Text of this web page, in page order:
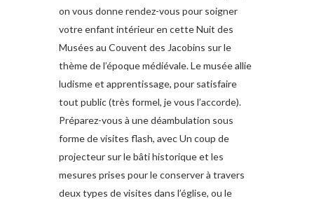
on vous donne rendez-vous pour soigner
votre enfant intérieur en cette Nuit des
Musées au Couvent des Jacobins sur le
thème de l’époque médiévale. Le musée allie
ludisme et apprentissage, pour satisfaire
tout public (très formel, je vous l’accorde).
Préparez-vous à une déambulation sous
forme de visites flash, avec Un coup de
projecteur sur le bâti historique et les
mesures prises pour le conserver à travers
deux types de visites dans l’église, ou le